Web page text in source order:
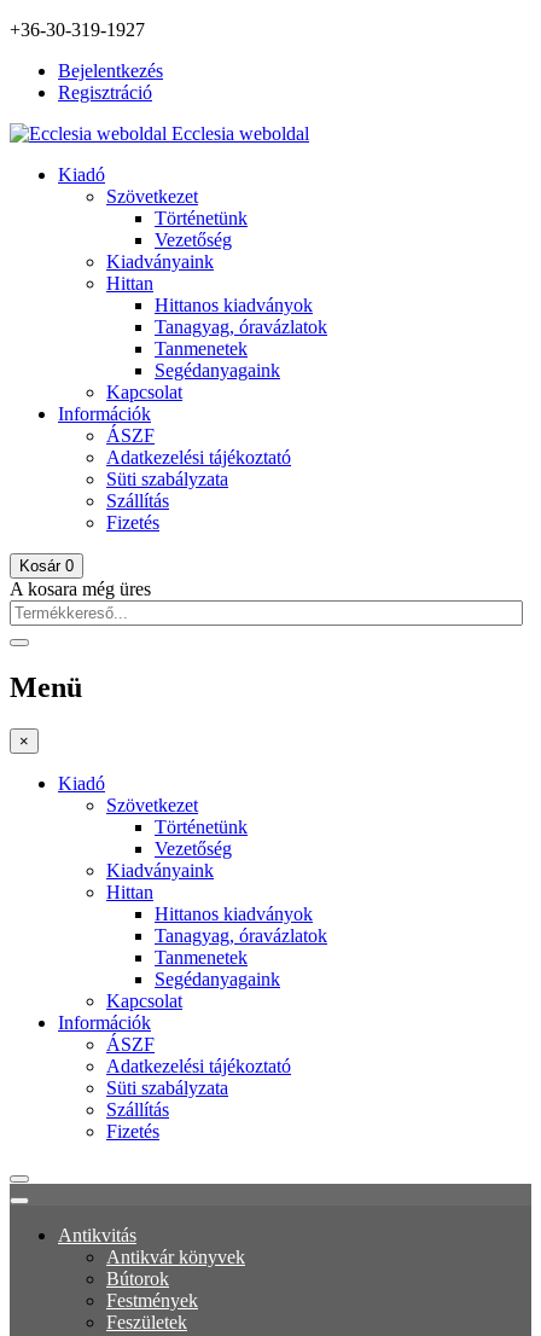
+36-30-319-1927
Bejelentkezés
Regisztráció
Ecclesia weboldal
Kiadó
Szövetkezet
Történetünk
Vezetőség
Kiadványaink
Hittan
Hittanos kiadványok
Tanagyag, óravázlatok
Tanmenetek
Segédanyagaink
Kapcsolat
Információk
ÁSZF
Adatkezelési tájékoztató
Süti szabályzata
Szállítás
Fizetés
Kosár 0
A kosara még üres
Menü
×
Kiadó
Szövetkezet
Történetünk
Vezetőség
Kiadványaink
Hittan
Hittanos kiadványok
Tanagyag, óravázlatok
Tanmenetek
Segédanyagaink
Kapcsolat
Információk
ÁSZF
Adatkezelési tájékoztató
Süti szabályzata
Szállítás
Fizetés
Antikvitás
Antikvár könyvek
Bútorok
Festmények
Feszületek